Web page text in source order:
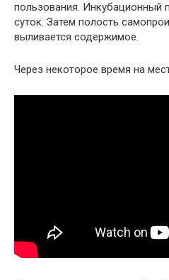
пользования. Инкубационный
суток. Затем полость
выливается содержимое.
Через некоторое время на